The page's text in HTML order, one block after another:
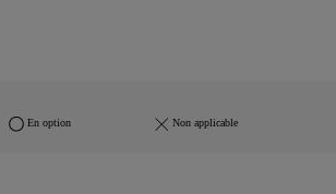
En option Non applicable